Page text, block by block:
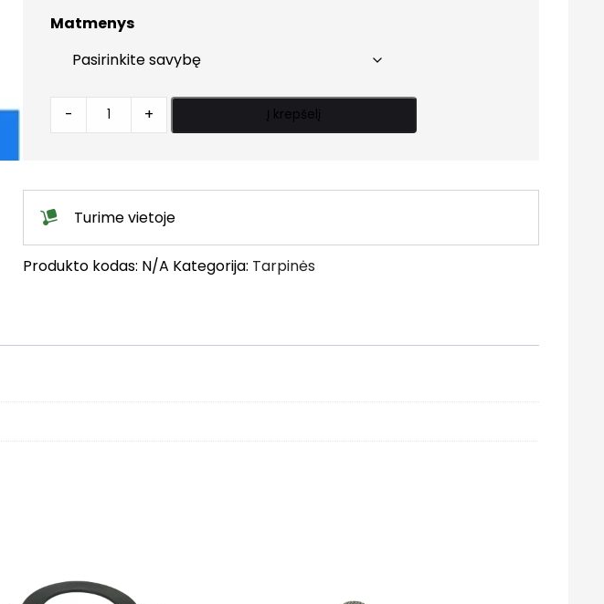
0.50 €
Matmenys
guminė
- + Į krepšelį
Turime vietoje
Produkto kodas: N/A Kategorija: Tarpinės